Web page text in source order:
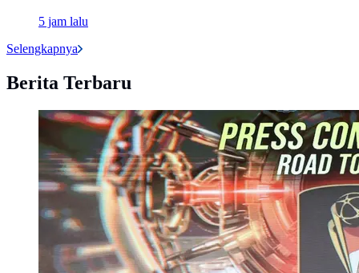
5 jam lalu
Selengkapnya
Berita Terbaru